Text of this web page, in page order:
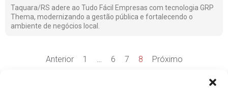
Taquara/RS adere ao Tudo Fácil Empresas com tecnologia GRP
Thema, modernizando a gestão pública e fortalecendo o
ambiente de negócios local.
Anterior 1 6 7 8 Próximo